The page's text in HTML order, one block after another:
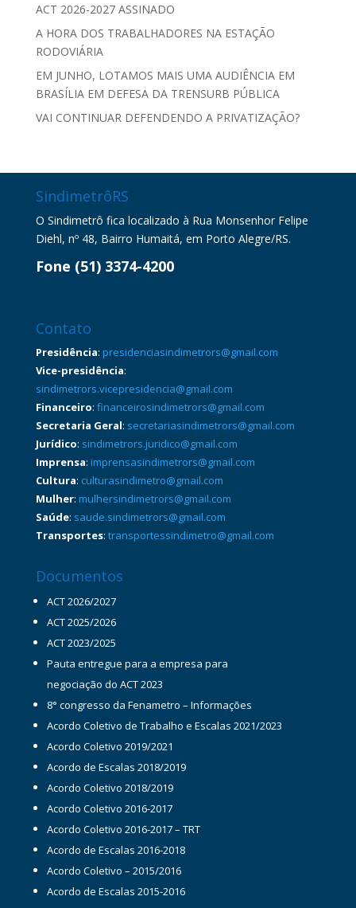
ACT 2026-2027 ASSINADO
A HORA DOS TRABALHADORES NA ESTAÇÃO
RODOVIÁRIA
EM JUNHO, LOTAMOS MAIS UMA AUDIÊNCIA EM
BRASÍLIA EM DEFESA DA TRENSURB PÚBLICA
VAI CONTINUAR DEFENDENDO A PRIVATIZAÇÃO?
SindimetrôRS
O Sindimetrô fica localizado à Rua Monsenhor Felipe
Diehl, nº 48, Bairro Humaitá, em Porto Alegre/RS.
Fone (51) 3374-4200
Contato
Presidência: presidenciasindimetrors@gmail.com
Vice-presidência:
sindimetrors.vicepresidencia@gmail.com
Financeiro: financeirosindimetrors@gmail.com
Secretaria Geral: secretariasindimetrors@gmail.com
Jurídico: sindimetrors.juridico@gmail.com
Imprensa: imprensasindimetrors@gmail.com
Cultura: culturasindimetro@gmail.com
Mulher: mulhersindimetrors@gmail.com
Saúde: saude.sindimetrors@gmail.com
Transportes: transportessindimetro@gmail.com
Documentos
ACT 2026/2027
ACT 2025/2026
ACT 2023/2025
Pauta entregue para a empresa para
negociação do ACT 2023
8° congresso da Fenametro – Informações
Acordo Coletivo de Trabalho e Escalas 2021/2023
Acordo Coletivo 2019/2021
Acordo de Escalas 2018/2019
Acordo Coletivo 2018/2019
Acordo Coletivo 2016-2017
Acordo Coletivo 2016-2017 – TRT
Acordo de Escalas 2016-2018
Acordo Coletivo – 2015/2016
Acordo de Escalas 2015-2016